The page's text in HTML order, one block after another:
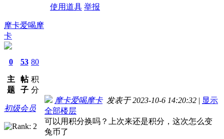
使用道具 举报
摩卡爱喝摩
卡
0
主
题
53
帖
子
80
积
分
初级会员
摩卡爱喝摩卡发表于 2023-10-6 14:20:32 | 显示
全部楼层
可以用积分换吗？上次来还是积分，这次怎么变
兔币了